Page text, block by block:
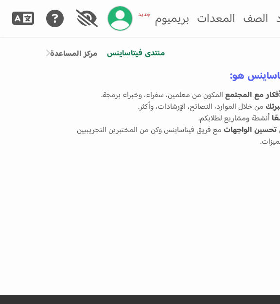
الصف المعدات بريميوم جديد إدارة حسابك
مركز المساعدة منتدى فيتاساينس
هو:
مع المجتمع المكون من معلمين، سفراء، وخبراء برمجة.
من خلال الموارد، النصائح، الإرشادات، وأكثر.
أنشطة ومشاريع لطلابكم.
تحسين الواجهات مع فريق فيتاساينس وكن من المختبرين التجريبيين